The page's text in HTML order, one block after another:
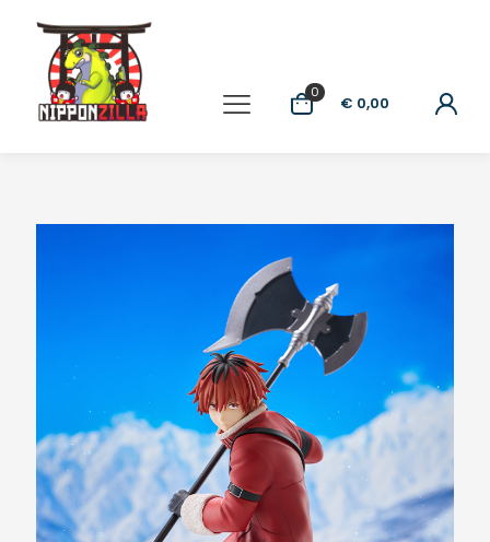
0
€ 0,00